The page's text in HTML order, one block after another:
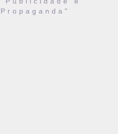
Propaganda"